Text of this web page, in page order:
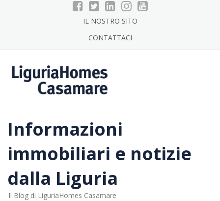
IL NOSTRO SITO
CONTATTACI
Informazioni
immobiliari e notizie
dalla Liguria
Il Blog di LiguriaHomes Casamare